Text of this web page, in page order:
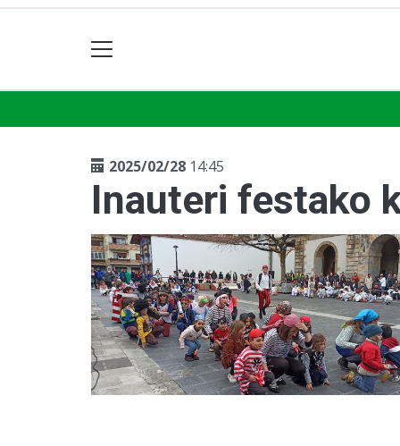
2025/02/28 14:45
Inauteri festako